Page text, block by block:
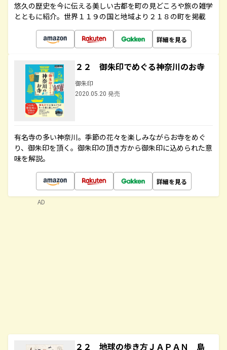
悠久の歴史を今に伝える美しい古都を町の見どころや旅の雑学
とともに紹介。世界１１９の国と地域より２１８の町を掲載
詳細を見る
２２ 御朱印でめぐる神奈川のお寺
御朱印
2020.05.20 発売
有名寺の多い神奈川。季節の花々を楽しみながらお寺をめぐ
り、御朱印を頂く。御朱印の頂き方から御朱印に込められた意
味を解説。
詳細を見る
２２ 地球の歩き方ＪＡＰＡＮ 島
AD